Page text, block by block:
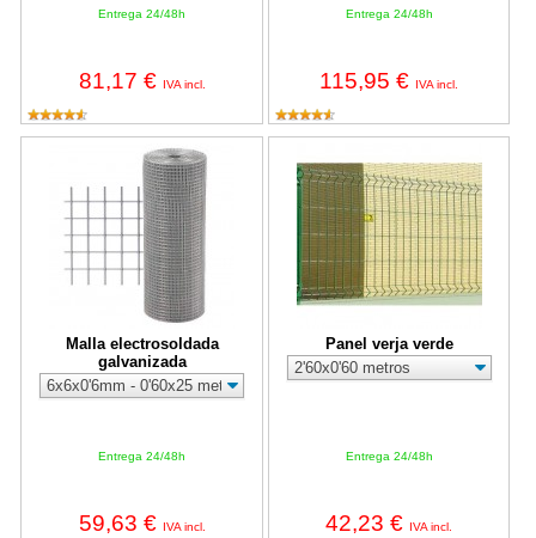
Entrega 24/48h
81,17 € IVA incl.
Entrega 24/48h
115,95 € IVA incl.
Malla electrosoldada
galvanizada
Entrega 24/48h
59,63 € IVA incl.
Malla electrosoldada galvanizada
Panel verja verde
Entrega 24/48h
42,23 € IVA incl.